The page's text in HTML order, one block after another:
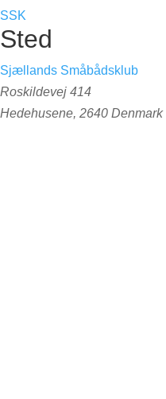
SSK
Sted
Sjællands Småbådsklub
Roskildevej 414
Hedehusene, 2640 Denmark